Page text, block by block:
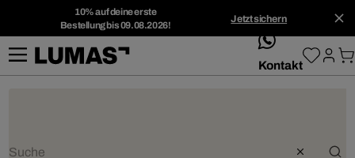
10% auf deine erste
Bestellung bis 09.08.2026!
Jetzt sichern
whatsApp
Kontakt